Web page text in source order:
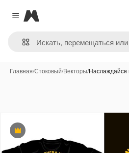
Close menu
Magnific
Главная/Стоковый/Векторы/
Премиум